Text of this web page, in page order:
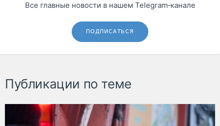
Все главные новости в нашем Telegram‑канале
ПОДПИСАТЬСЯ
Публикации по теме